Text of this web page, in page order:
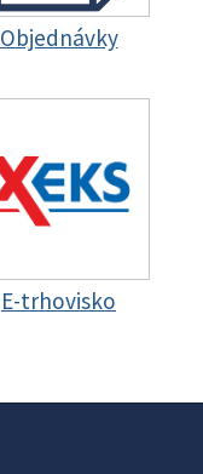
Objednávky
E-trhovisko